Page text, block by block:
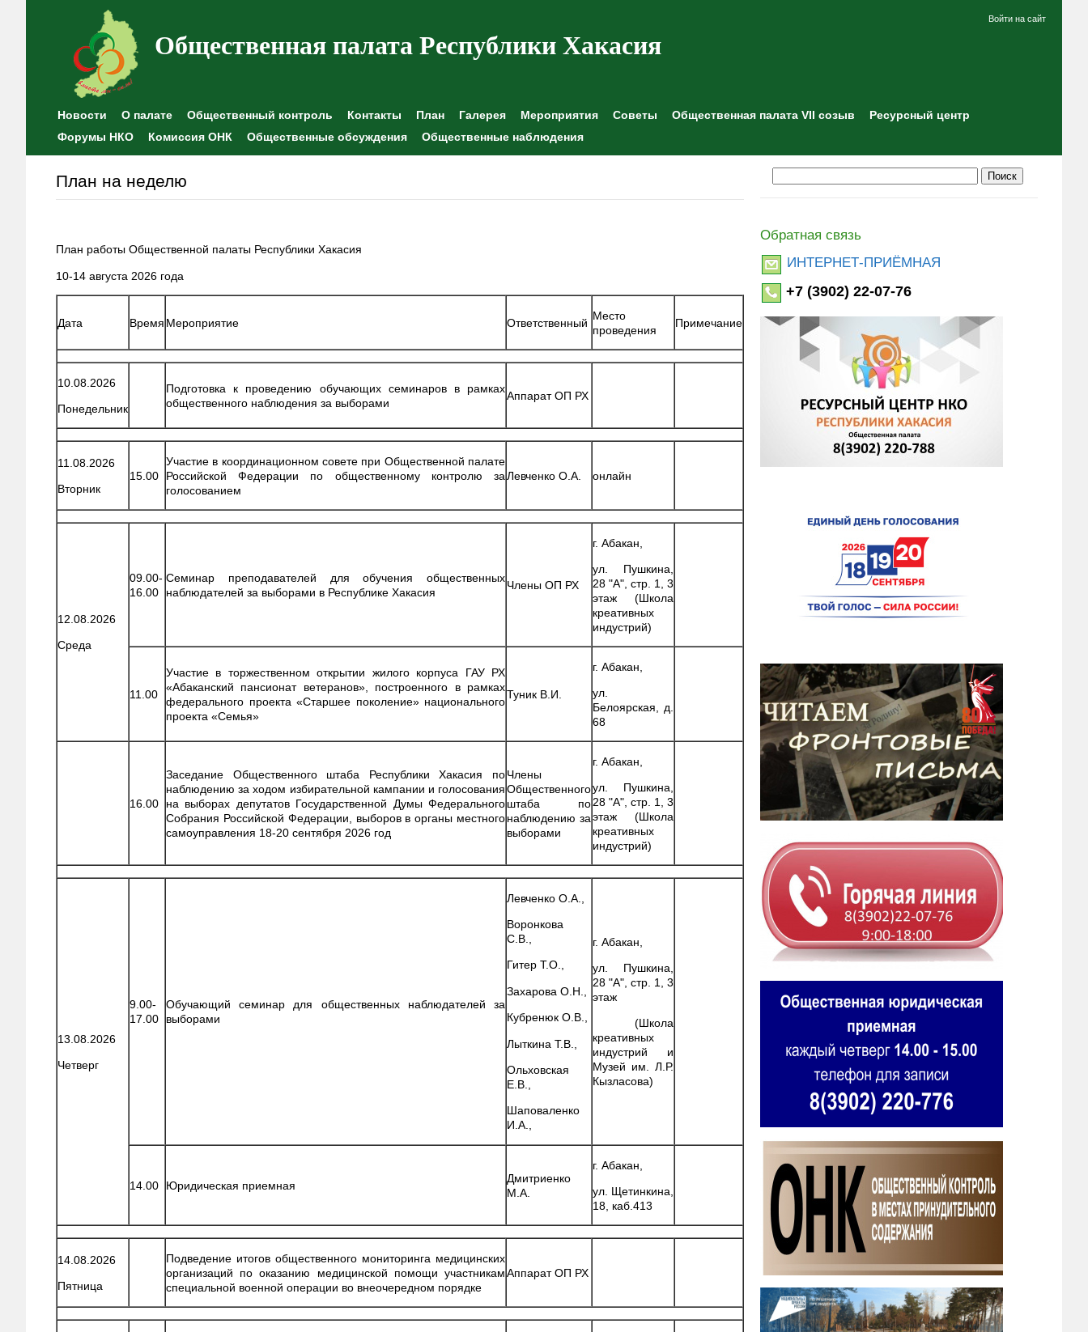
Общественная палата Республики Хакасия
Войти на сайт
Новости О палате Общественный контроль Контакты План Галерея Мероприятия Советы Общественная палата VII созыв
Ресурсный центр
Форумы НКО
Комиссия ОНК Общественные обсуждения Общественные наблюдения
План на неделю
План работы Общественной палаты Республики Хакасия
10-14 августа 2026 года
Дата Время Мероприятие Ответственный
Место
проведения
Примечание
10.08.2026
Понедельник
Подготовка к проведению обучающих семинаров в рамках
общественного наблюдения за выборами
Аппарат ОП РХ
11.08.2026
Вторник
15.00
Участие в координационном совете при Общественной палате
Российской Федерации по общественному контролю за
голосованием
Левченко О.А. онлайн
12.08.2026
Среда
09.00-
16.00
Семинар преподавателей для обучения общественных
наблюдателей за выборами в Республике Хакасия
Члены ОП РХ
г. Абакан,
ул. Пушкина,
28 "А", стр. 1, 3
этаж (Школа
креативных
индустрий)
11.00
Участие в торжественном открытии жилого корпуса ГАУ РХ
«Абаканский пансионат ветеранов», построенного в рамках
федерального проекта «Старшее поколение» национального
проекта «Семья»
Туник В.И.
г. Абакан,
ул.
Белоярская, д.
68
16.00
Заседание Общественного штаба Республики Хакасия по
наблюдению за ходом избирательной кампании и голосования
на выборах депутатов Государственной Думы Федерального
Собрания Российской Федерации, выборов в органы местного
самоуправления 18-20 сентября 2026 год
Члены
Общественного
штаба по
наблюдению за
выборами
г. Абакан,
ул. Пушкина,
28 "А", стр. 1, 3
этаж (Школа
креативных
индустрий)
13.08.2026
Четверг
9.00-
17.00
Обучающий семинар для общественных наблюдателей за
выборами
Левченко О.А.,
Воронкова
С.В.,
Гитер Т.О.,
Захарова О.Н.,
Кубренюк О.В.,
Лыткина Т.В.,
Ольховская
Е.В.,
Шаповаленко
И.А.,
г. Абакан,
ул. Пушкина,
28 "А", стр. 1, 3
этаж
(Школа
креативных
индустрий и
Музей им. Л.Р.
Кызласова)
14.00 Юридическая приемная
Дмитриенко
М.А.
г. Абакан,
ул. Щетинкина,
18, каб.413
14.08.2026
Пятница
Подведение итогов общественного мониторинга медицинских
организаций по оказанию медицинской помощи участникам
специальной военной операции во внеочередном порядке
Аппарат ОП РХ
Обратная связь
ИНТЕРНЕТ-ПРИЁМНАЯ
+7 (3902) 22-07-76